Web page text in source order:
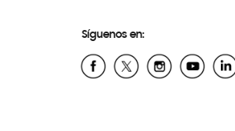
Síguenos en: